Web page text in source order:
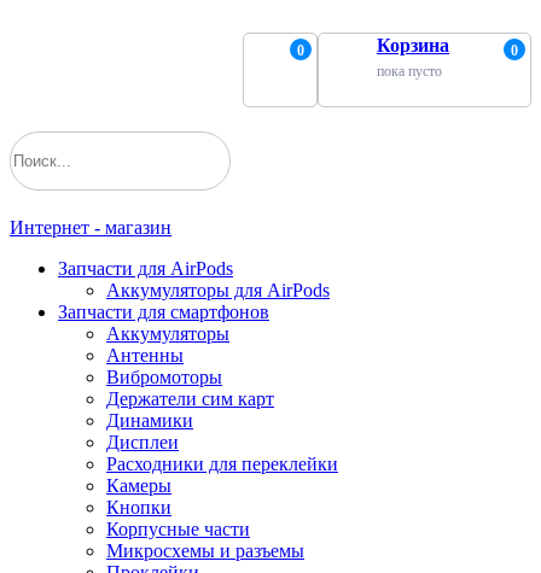
0 0
Корзина
пока пусто
Интернет - магазин
Запчасти для AirPods
Аккумуляторы для AirPods
Запчасти для смартфонов
Аккумуляторы
Антенны
Вибромоторы
Держатели сим карт
Динамики
Дисплеи
Расходники для переклейки
Камеры
Кнопки
Корпусные части
Микросхемы и разъемы